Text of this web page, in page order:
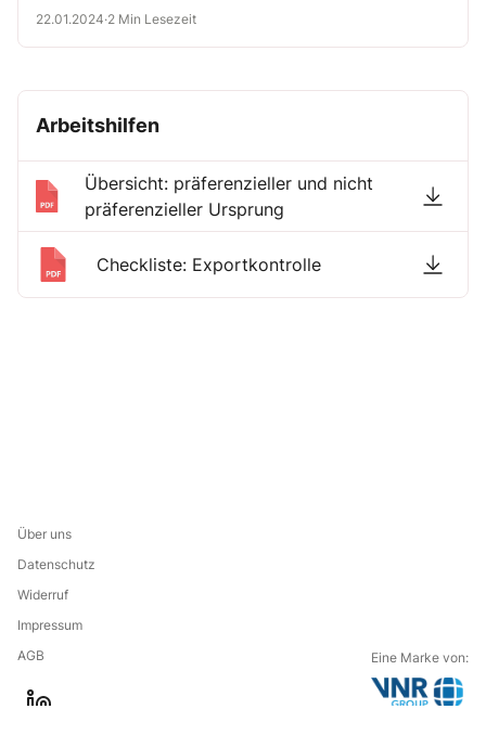
22.01.2024·2 Min Lesezeit
Arbeitshilfen
Übersicht: präferenzieller und nicht
präferenzieller Ursprung
Checkliste: Exportkontrolle
Über uns
Datenschutz
Widerruf
Impressum
AGB
Eine Marke von: